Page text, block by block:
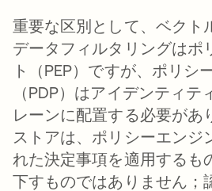
重要な区別として、ベクト
データフィルタリングはポ
ト（PEP）ですが、ポリシ
（PDP）はアイデンティ
レーンに配置する必要があ
ストアは、ポリシーエンジ
れた決定事項を適用するも
下すものではありません；